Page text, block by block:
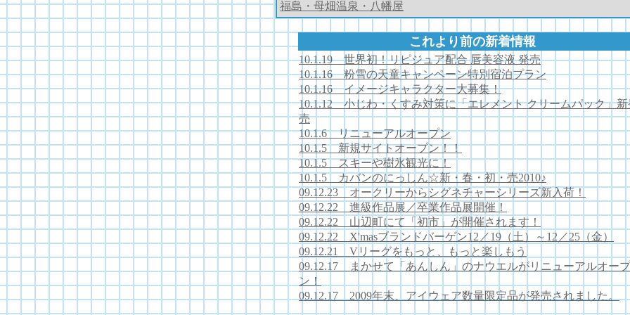
福島・母畑温泉・八幡屋
これより前の新着情報
10.1.19 世界初！リピジュア配合 唇美容液 発売
10.1.16 粉雪の天童キャンペーン特別宿泊プラン
10.1.16 イメージキャラクター大募集！
10.1.12 小じわ・くすみ対策に「エレメント クリームパック」新
売
10.1.6 リニューアルオープン
10.1.5 新規サイトオープン！！
10.1.5 スキーや樹氷観光に！
10.1.5 カバンのにっしん☆新・春・初・売2010♪
09.12.23 オークリーからシグネチャーシリーズ新入荷！
09.12.22 進級作品展／卒業作品展開催！
09.12.22 山辺町にて「初市」が開催されます！
09.12.22 X'masブランドバーゲン12／19（土）～12／25（金）
09.12.21 Vリーグをもっと、もっと楽しもう
09.12.17 まかせて「あんしん」のナウエルがリニューアルオープ
ン！
09.12.17 2009年末、アイウェア数量限定品が発売されました。